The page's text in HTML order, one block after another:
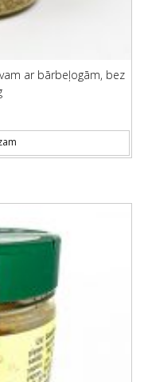
ar bārbeļogām, bez